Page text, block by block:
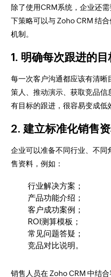
除了使用CRM系统，企业还
下策略可以与 Zoho CRM 结
机制。
1. 明确每次跟进的目
每一次客户沟通都应该有清
策人、推动演示、获取竞品
有目标的跟进，很容易变成低
2. 建立标准化销售
企业可以准备不同行业、不同
售资料，例如：
行业解决方案；
产品功能介绍；
客户成功案例；
ROI测算模板；
常见问题答疑；
竞品对比说明。
销售人员在 Zoho CRM 中结